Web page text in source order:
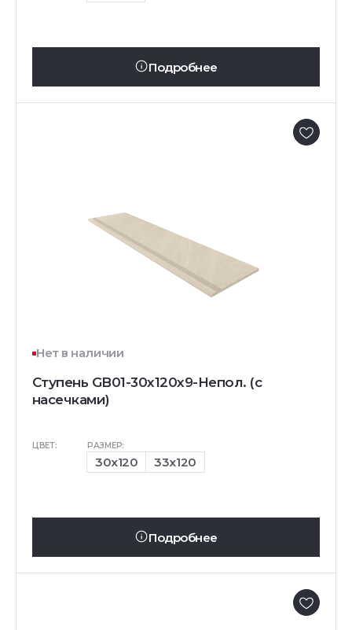
Подробнее
Нет в наличии
Ступень GB01-30x120x9-Непол. (с
насечками)
ЦВЕТ: РАЗМЕР:
30x120 33x120
Подробнее